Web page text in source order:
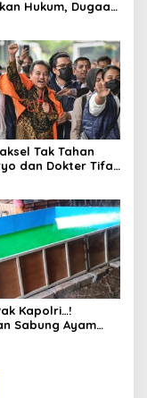
Hukum, Dugaan
Tak Tahan
dan Dokter Tifa,
Kapolri…!
Sabung Ayam
Media